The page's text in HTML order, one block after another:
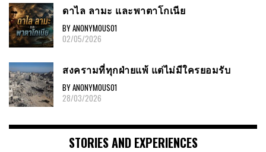
ดาไล ลามะ และพาตาโกเนีย
BY ANONYMOUS01
02/05/2026
สงครามที่ทุกฝ่ายแพ้ แต่ไม่มีใครยอมรับ
BY ANONYMOUS01
28/03/2026
STORIES AND EXPERIENCES